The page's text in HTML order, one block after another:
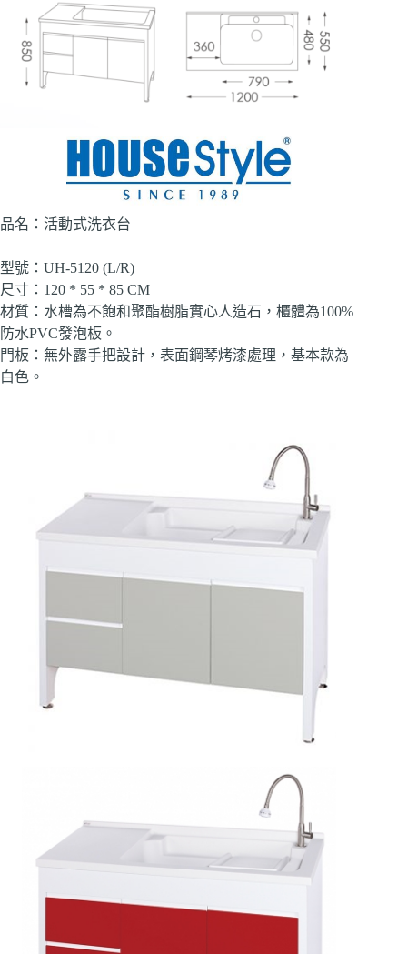
品名：活動式洗衣台
型號：UH-5120 (L/R)
尺寸：120 * 55 * 85 CM
材質：水槽為不飽和聚酯樹脂實心人造石，櫃體為100%
防水PVC發泡板。
門板：無外露手把設計，表面鋼琴烤漆處理，基本款為
白色。